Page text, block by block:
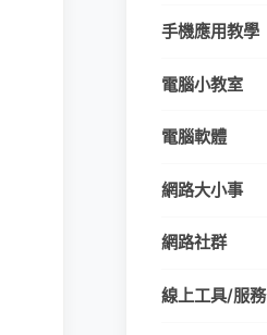
手機應用教學
電腦小教室
電腦軟體
網路大小事
網路社群
線上工具/服務